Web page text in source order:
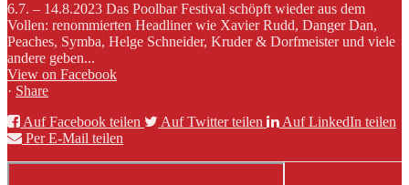
6.7. – 14.8.2023 Das Poolbar Festival schöpft wieder aus dem
Vollen: renommierten Headliner wie Xavier Rudd, Danger Dan,
Peaches, Symba, Helge Schneider, Kruder & Dorfmeister und viele
andere geben...
View on Facebook
· Share
Auf Facebook teilen
Auf Twitter teilen
Auf LinkedIn teilen
Per E-Mail teilen